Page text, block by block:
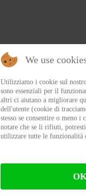
We use
Utilizziamo i cookie sul
sono essenziali per il
altri ci aiutano a migliorare
dell'utente (cookie di
stesso se consentire o meno
notare che se li rifiuti,
utilizzare tutte le funzionalità